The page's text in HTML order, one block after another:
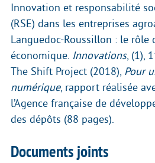
Innovation et responsabilité
(RSE) dans les entreprises
Languedoc-Roussillon : le rôle
économique. Innovations, (1),
The Shift Project (2018), Pour
numérique, rapport réalisée
l’Agence française de
des dépôts (88 pages).
Documents joints